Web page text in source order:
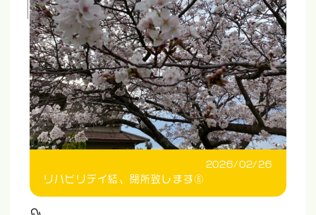
2026/02/26
リハビリデイ結、閉所致します⑥